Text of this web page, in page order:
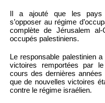
Il a ajouté que les pays
s’opposer au régime
complète de Jérusalem
occupés palestiniens.
Le responsable palestinien
victoires remportées par
cours des dernières
que de nouvelles victoires
contre le régime israélien.